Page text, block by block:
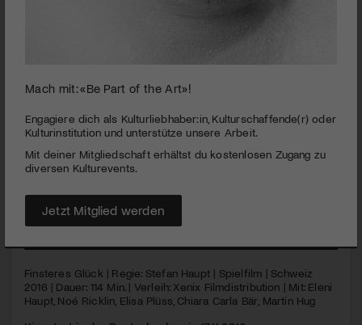
seconds
minute,
seconds
Finsteres Glück
PUBLIZIERT AM 16. NOVEMBER 2016
«Finsteres Glück» eine höchst ungewöhnliche Geschichte
über Zugehörigkeit, Geborgenheit und Liebe. Stellt die Frage
schonungslos dem eigenen Schicksal zu stellen.
MEHR
Finsteres Glück | Regie: Stefan Haupt | Spielfilm | Schweiz
2016 | Dauer: 114 Min. | Verleih: Xenix Filmdistribution | Mit: Eleni
Haupt, Noé Ricklin, Elisa Plüss, Chiara Carla Bär, Martin Hug
Mach mit: «Be Part of the Art»!
Engagiere dich als Kulturliebhaber:in, Kulturschaffende(r) oder
Kulturinstitution und unterstütze unsere Arbeit.
Mit deiner Mitgliedschaft erhältst du kostenlosen Zugang zu
diversen Kulturevents.
Jetzt Mitglied werden